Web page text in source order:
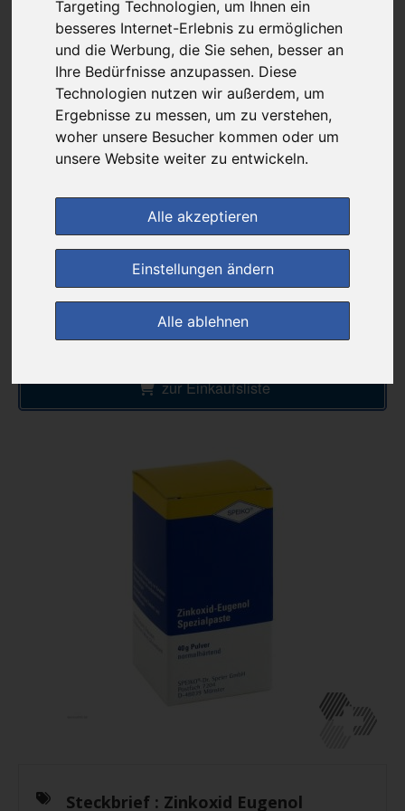
Targeting Technologien, um Ihnen ein
besseres Internet-Erlebnis zu ermöglichen
und die Werbung, die Sie sehen, besser an
Ihre Bedürfnisse anzupassen. Diese
Technologien nutzen wir außerdem, um
Ergebnisse zu messen, um zu verstehen,
woher unsere Besucher kommen oder um
unsere Website weiter zu entwickeln.
Alle akzeptieren
Einstellungen ändern
Alle ablehnen
42,41 €
bei
DIE NEUE APOTHEKE
kein Versand - nur Botenlieferung oder Selbstabholung
Ersparnis:45%oder34,09 €
Daten vom 06.08.2026 02:07 Uhr
(0) Jetzt bewerten!
im Shop bestellen
zur Einkaufsliste
Steckbrief : Zinkoxid Eugenol